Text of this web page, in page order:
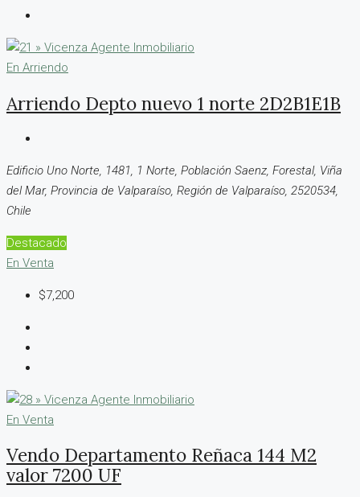
En Arriendo
Arriendo Depto nuevo 1 norte 2D2B1E1B
Edificio Uno Norte, 1481, 1 Norte, Población Saenz, Forestal, Viña
del Mar, Provincia de Valparaíso, Región de Valparaíso, 2520534,
Chile
Destacado
En Venta
$7,200
En Venta
Vendo Departamento Reñaca 144 M2
valor 7200 UF